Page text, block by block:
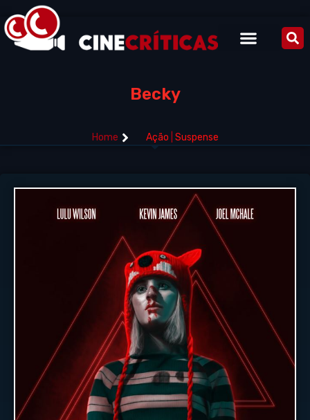
Becky
Home Ação Suspense